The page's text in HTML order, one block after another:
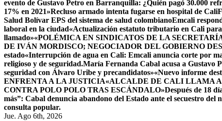
evento de Gustavo Petro en Barranquilla: ¿Quién pagó 30.000
17% en 2021»Recluso armado intenta fugarse en hospital de Cali
Salud Bolívar EPS del sistema de salud colombianoEmcali
laboral en la ciudad«Actualización estatuto tributario en Cali
llamado»«POLÉMICA EN SINDICATOS DE LA
DE IVÁN MORDISCO; NEGOCIADOR DEL GOBIERNO
estado«Interrupción de agua en Cali: Emcali anuncia corte por
religioso y de seguridad.María Fernanda Cabal acusa a Gustavo
seguridad con Álvaro Uribe y precandidatos»«Nuevo informe
ENFRENTA A LA JUSTICIA«ALCALDE DE CALI LLAMA
CONTRA POLO POLO TRAS ESCÁNDALO»Después de 18
más”: Cabal denuncia abandono del Estado ante el secuestro
consulta popular.
Jue. Ago 6th, 2026